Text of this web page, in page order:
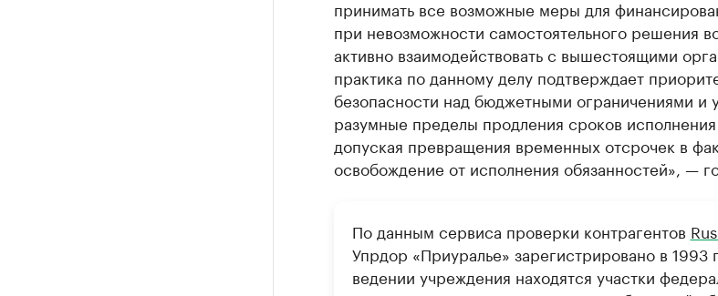
принимать все возможные меры для
при невозможности самостоятельного решения
активно взаимодействовать с вышестоящими
практика по данному делу подтверждает
безопасности над бюджетными ограничениями и
разумные пределы продления сроков
допуская превращения временных отсрочек в
освобождение от исполнения обязанностей», —
По данным сервиса проверки контрагентов
Упрдор «Приуралье» зарегистрировано в 1993
ведении учреждения находятся участки